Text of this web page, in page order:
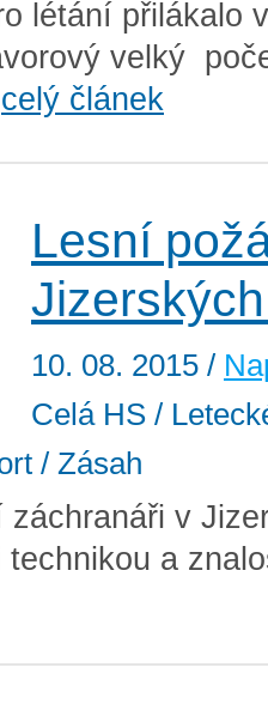
létání přilákalo
velký
celý článek
Lesní
10. 08. 2015 /
Celá HS /
/ Zásah
v
a